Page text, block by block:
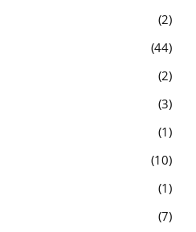
2
44
2
3
1
10
1
7